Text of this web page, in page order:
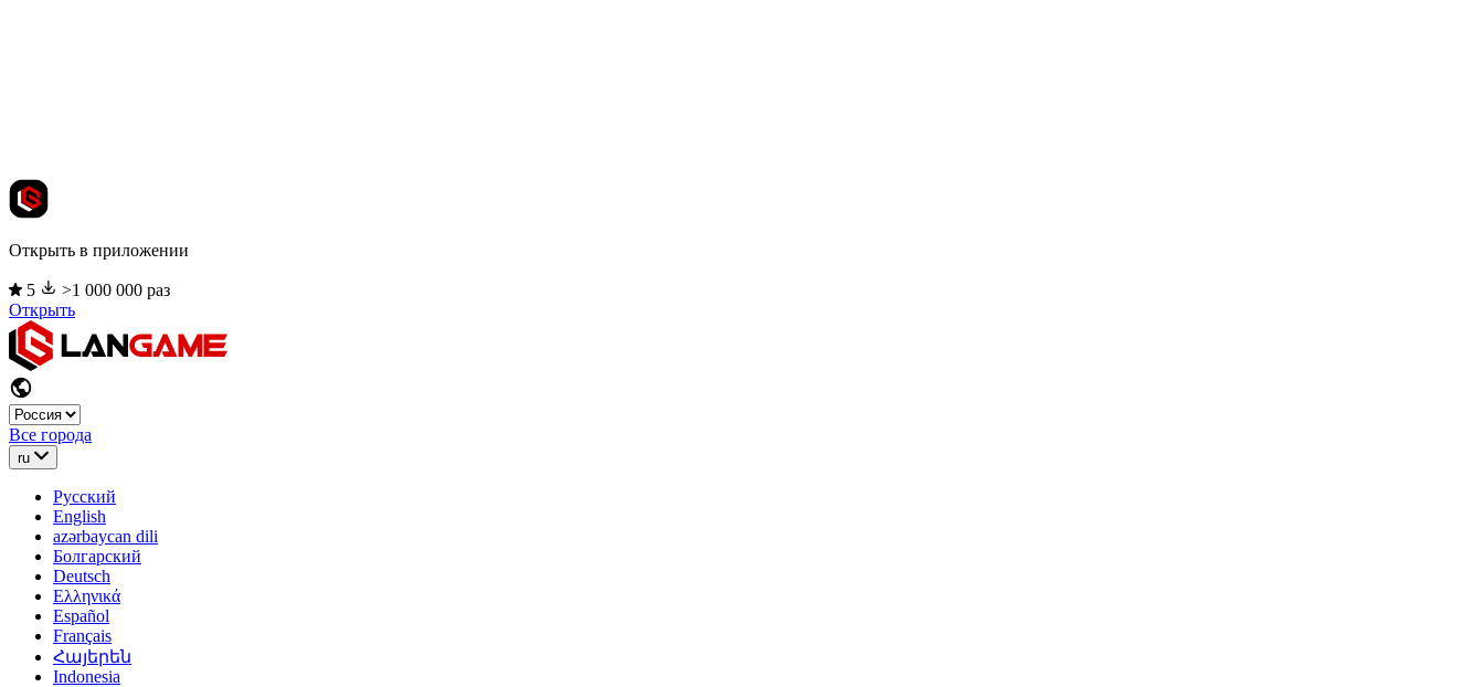
Открыть в приложении
5
>1 000 000 раз
Открыть
Все города
ru
Русский
English
azərbaycan dili
Болгарский
Deutsch
Ελληνικά
Español
Français
Հայերեն
Indonesia